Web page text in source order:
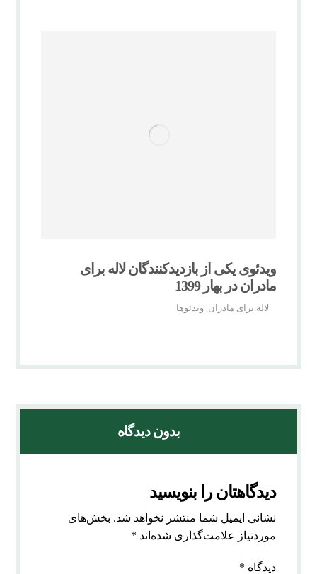
ویدئوی یکی از بازدیدکنندگان لاله برای
مادران در بهار 1399
لاله برای مادران,ویدئوها
بدون دیدگاه
دیدگاهتان را بنویسید
نشانی ایمیل شما منتشر نخواهد شد. بخش‌های
موردنیاز علامت‌گذاری شده‌اند *
دیدگاه *